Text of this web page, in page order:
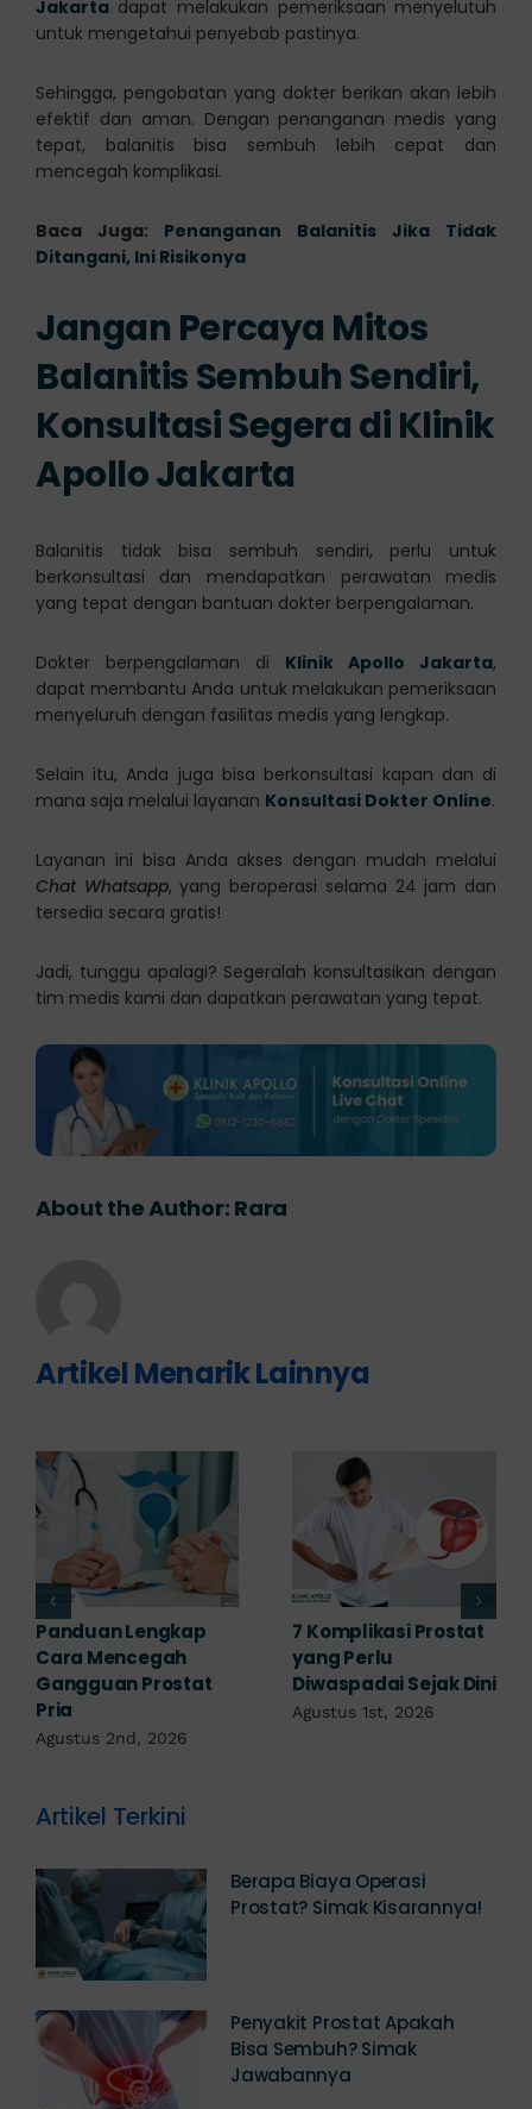
Jakartadapat melakukan pemeriksaan menyelutuh
untuk mengetahui penyebab pastinya.
Sehingga, pengobatan yang dokter berikan akan lebih
efektif dan aman. Dengan penanganan medis yang
tepat, balanitis bisa sembuh lebih cepat dan
mencegah komplikasi.
Baca Juga: Penanganan Balanitis Jika Tidak
Ditangani, Ini Risikonya
Jangan Percaya Mitos
Balanitis Sembuh Sendiri,
Konsultasi Segera di Klinik
Apollo Jakarta
Balanitis tidak bisa sembuh sendiri, perlu untuk
berkonsultasi dan mendapatkan perawatan medis
yang tepat dengan bantuan dokter berpengalaman.
Dokter berpengalaman di Klinik Apollo Jakarta,
dapat membantu Anda untuk melakukan pemeriksaan
menyeluruh dengan fasilitas medis yang lengkap.
Selain itu, Anda juga bisa berkonsultasi kapan dan di
mana saja melalui layanan Konsultasi Dokter Online.
Layanan ini bisa Anda akses dengan mudah melalui
Chat Whatsapp, yang beroperasi selama 24 jam dan
tersedia secara gratis!
Jadi, tunggu apalagi? Segeralah konsultasikan dengan
tim medis kami dan dapatkan perawatan yang tepat.
About the Author: Rara
Artikel Menarik Lainnya
Dini
Obat Penyakit
Prostat: Pilihan
Terapi Sesuai
Juli 23rd, 2026
Penyakit Prostat
Sembuh? Ini
Penjelasannya
Juli 22nd, 2026
Artikel Terkini
Berapa Biaya Operasi
Prostat? Simak Kisarannya!
Penyakit Prostat Apakah
Bisa Sembuh? Simak
Jawabannya